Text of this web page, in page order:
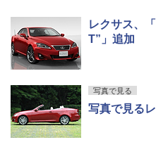
レクサス、
T”」追加
写真で見る
写真で見る